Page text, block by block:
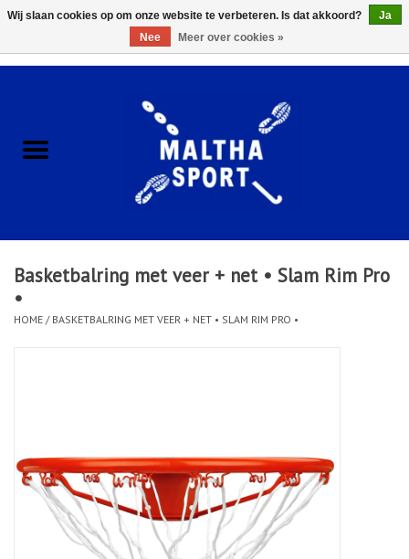
ACCESSOIRES/HARDWARE
KLEDING
CLUBSHOPS
Merken
Basketbalring met veer + net • Slam Rim Pro
•
HOME / BASKETBALRING MET VEER + NET • SLAM RIM PRO •
Wij slaan cookies op om onze website te verbeteren. Is dat akkoord?
Ja
Nee
Meer over cookies »